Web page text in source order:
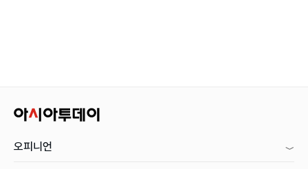
오피니언